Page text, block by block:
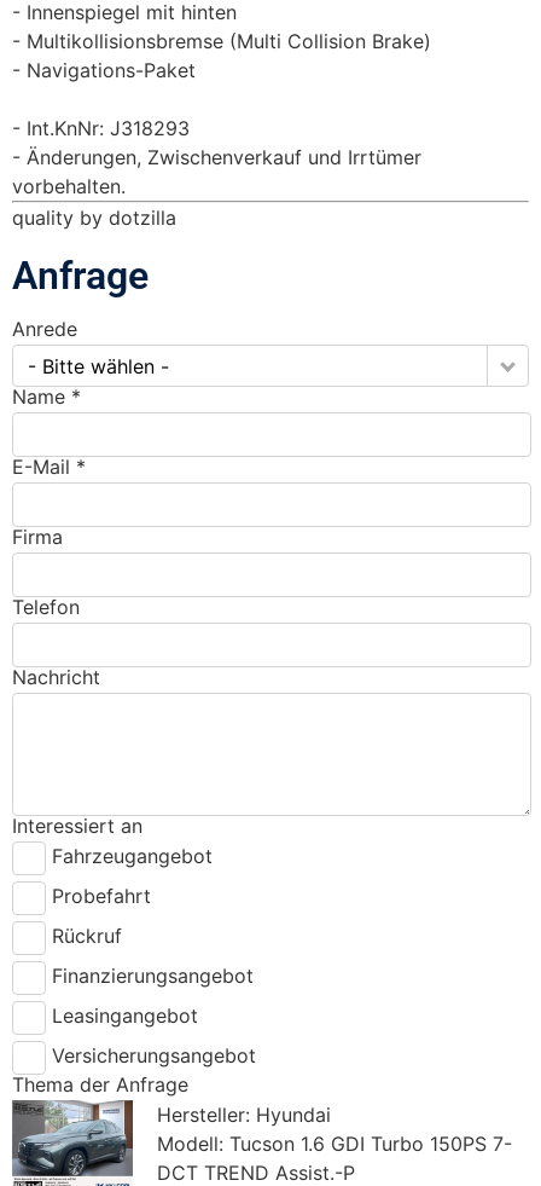
Innenspiegel mit hinten
Multikollisionsbremse (Multi Collision Brake)
Navigations-Paket
Int.KnNr: J318293
Änderungen, Zwischenverkauf und Irrtümer
vorbehalten.
quality by dotzilla
Anfrage
Anrede
- Bitte wählen -
Name *
E-Mail *
Firma
Telefon
Nachricht
Interessiert an
Fahrzeugangebot
Probefahrt
Rückruf
Finanzierungsangebot
Leasingangebot
Versicherungsangebot
Thema der Anfrage
Hersteller: Hyundai
Modell: Tucson 1.6 GDI Turbo 150PS 7-
DCT TREND Assist.-P